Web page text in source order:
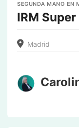
SEGUNDA MANO EN
IRM
Madrid